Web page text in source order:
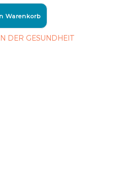
Warenkorb